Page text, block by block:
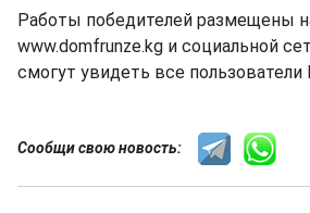
Работы победителей размещены
www.domfrunze.kg и социальной
смогут увидеть все пользователи
Сообщи свою новость: